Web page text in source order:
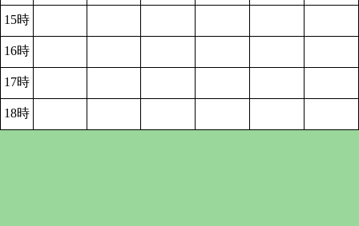
15時
16時
17時
18時